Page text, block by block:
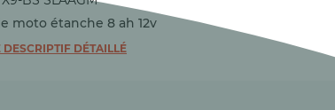
moto étanche 8 ah 12v
DESCRIPTIF DÉTAILLÉ